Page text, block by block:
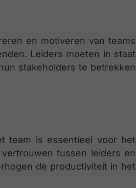
en motiveren van teams
Leiders moeten in staat
stakeholders te betrekken
team is essentieel voor het
tussen leiders en
de productiviteit in het